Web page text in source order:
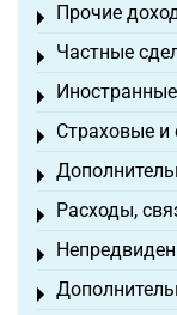
Прочие
Toggle menu
Частные
Toggle menu
Toggle menu
Страховые и
Toggle menu
Toggle menu
Расходы,
Toggle menu
Toggle menu
Toggle menu